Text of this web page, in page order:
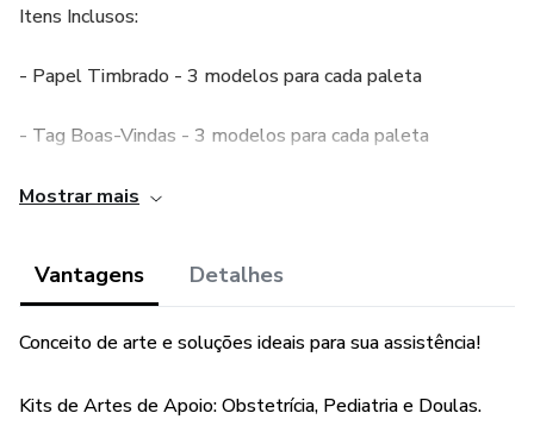
Itens Inclusos:
- Papel Timbrado - 3 modelos para cada paleta
- Tag Boas-Vindas - 3 modelos para cada paleta
- Cartão de Visitas - 3 modelos para cada paleta
- Envelope Saco - 3 modelos para cada paleta
Mostrar mais
Vantagens Detalhes
Conceito de arte e soluções ideais para sua assistência!
Kits de Artes de Apoio: Obstetrícia, Pediatria e Doulas.